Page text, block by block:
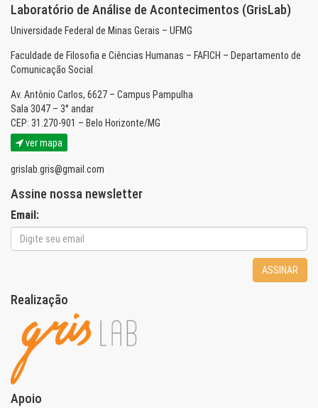
Laboratório de Análise de Acontecimentos (GrisLab)
Universidade Federal de Minas Gerais – UFMG
Faculdade de Filosofia e Ciências Humanas – FAFICH – Departamento de
Comunicação Social
Av. Antônio Carlos, 6627 – Campus Pampulha
Sala 3047 – 3° andar
CEP: 31.270-901 – Belo Horizonte/MG
ver mapa
grislab.gris@gmail.com
Assine nossa newsletter
Email:
ASSINAR
Realização
Apoio